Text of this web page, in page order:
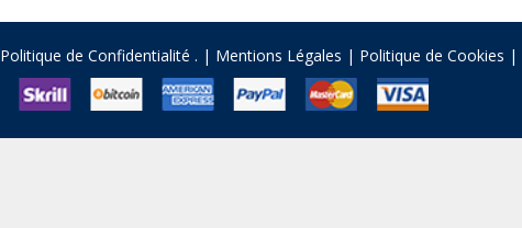
Politique de Confidentialité . | Mentions Légales | Politique de Cookies |